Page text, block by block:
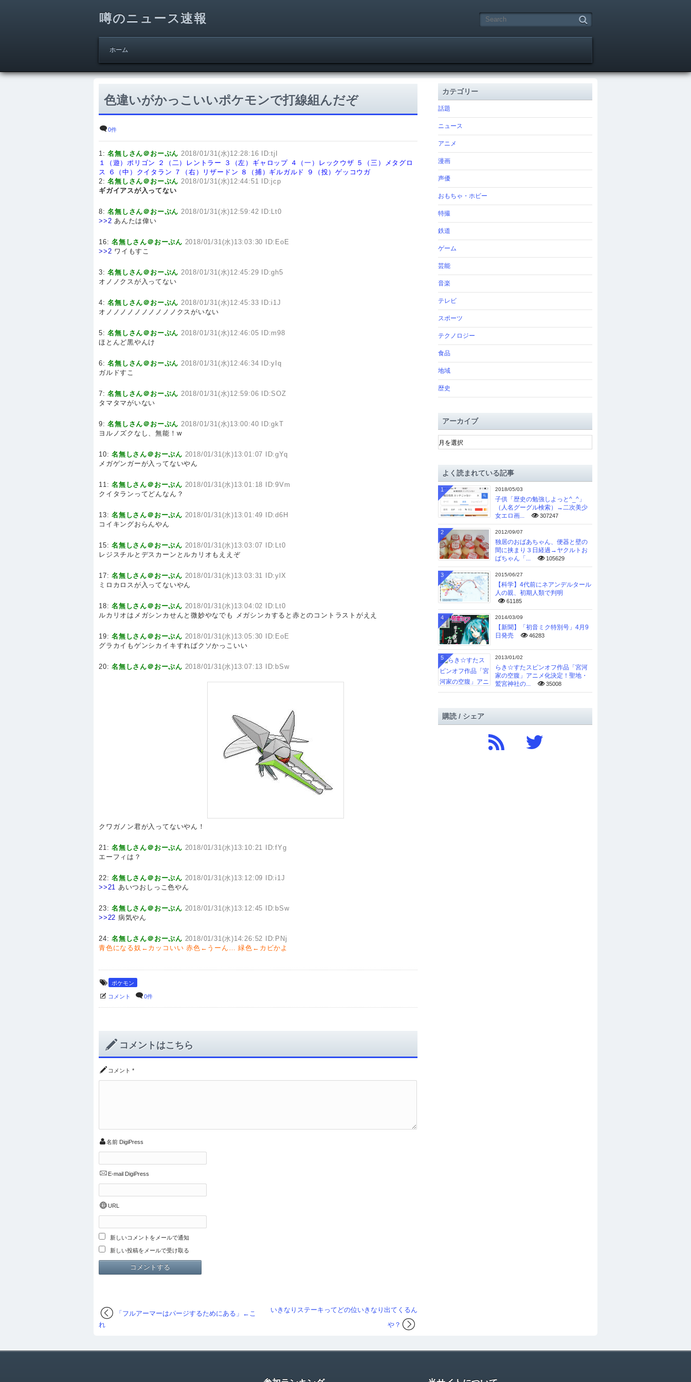
噂のニュース速報
ホーム
色違いがかっこいいポケモンで打線組んだぞ
0件
1:名無しさん＠おーぷん 2018/01/31(水)12:28:16 ID:tjI
１（遊）ポリゴン
２（二）レントラー ３（左）ギャロップ ４（一）レックウザ ５（三）メタグロ
ス
６（中）クイタラン ７（右）リザードン ８（捕）ギルガルド
９（投）ゲッコウガ
2:名無しさん＠おーぷん 2018/01/31(水)12:44:51 ID:jcp
ギガイアスが入ってない
8:名無しさん＠おーぷん 2018/01/31(水)12:59:42 ID:Lt0
>>2 あんたは偉い
16:名無しさん＠おーぷん 2018/01/31(水)13:03:30 ID:EoE
>>2 ワイもすこ
3:名無しさん＠おーぷん 2018/01/31(水)12:45:29 ID:gh5
オノノクスが入ってない
4:名無しさん＠おーぷん 2018/01/31(水)12:45:33 ID:i1J
オノノノノノノノノノノクスがいない
5:名無しさん＠おーぷん 2018/01/31(水)12:46:05 ID:m98
ほとんど黒やんけ
6:名無しさん＠おーぷん 2018/01/31(水)12:46:34 ID:yIq
ガルドすこ
7:名無しさん＠おーぷん 2018/01/31(水)12:59:06 ID:SOZ
タマタマがいない
9:名無しさん＠おーぷん 2018/01/31(水)13:00:40 ID:gkT
ヨルノズクなし、無能！w
10:名無しさん＠おーぷん 2018/01/31(水)13:01:07 ID:gYq
メガゲンガーが入ってないやん
11:名無しさん＠おーぷん 2018/01/31(水)13:01:18 ID:9Vm
クイタランってどんなん？
13:名無しさん＠おーぷん 2018/01/31(水)13:01:49 ID:d6H
コイキングおらんやん
15:名無しさん＠おーぷん 2018/01/31(水)13:03:07 ID:Lt0
レジスチルとデスカーンとルカリオもええぞ
17:名無しさん＠おーぷん 2018/01/31(水)13:03:31 ID:ylX
ミロカロスが入ってないやん
18:名無しさん＠おーぷん 2018/01/31(水)13:04:02 ID:Lt0
ルカリオはメガシンカせんと微妙やなでも メガシンカすると赤とのコントラストがええ
19:名無しさん＠おーぷん 2018/01/31(水)13:05:30 ID:EoE
グラカイもゲンシカイキすればクソかっこいい
20:名無しさん＠おーぷん 2018/01/31(水)13:07:13 ID:bSw
クワガノン君が入ってないやん！
21:名無しさん＠おーぷん 2018/01/31(水)13:10:21 ID:fYg
エーフィは？
22:名無しさん＠おーぷん 2018/01/31(水)13:12:09 ID:i1J
>>21 あいつおしっこ色やん
23:名無しさん＠おーぷん 2018/01/31(水)13:12:45 ID:bSw
>>22 病気やん
24:名無しさん＠おーぷん 2018/01/31(水)14:26:52 ID:PNj
青色になる奴←カッコいい 赤色←うーん… 緑色←カビかよ
ポケモン
コメント 0件
コメントはこちら
コメント *
名前 DigiPress
E-mail DigiPress
URL
新しいコメントをメールで通知
新しい投稿をメールで受け取る
いきなりステーキってどの位いきなり出てくるん
や？
「フルアーマーはパージするためにある」←こ
れ
カテゴリー
話題
ニュース
アニメ
漫画
声優
おもちゃ・ホビー
特撮
鉄道
ゲーム
芸能
音楽
テレビ
スポーツ
テクノロジー
食品
地域
歴史
アーカイブ
ア
ー
ブよく読まれている記事
2018/05/03
子供「歴史の勉強しよっと^_^」
（人名グーグル検索）→二次美少
女エロ画...
307247
1
2012/09/07
独居のおばあちゃん、便器と壁の
間に挟まり３日経過→ヤクルトお
ばちゃん「...
105629
2
2015/06/27
【科学】4代前にネアンデルタール
人の親、初期人類で判明
61185
3
2014/03/09
【新聞】「初音ミク特別号」4月9
日発売
46283
4
2013/01/02
らき☆すたスピンオフ作品「宮河
家の空腹」アニメ化決定！聖地・
鷲宮神社の...
35008
5
購読 / シェア